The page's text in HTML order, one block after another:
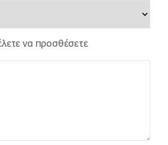
να προσθέσετε